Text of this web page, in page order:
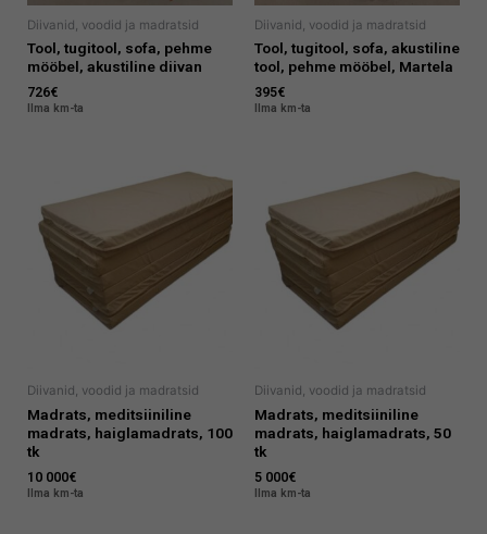
Diivanid, voodid ja madratsid
Tool, tugitool, sofa, pehme
mööbel, akustiline diivan
726€
Ilma km-ta
Diivanid, voodid ja madratsid
Tool, tugitool, sofa, akustiline
tool, pehme mööbel, Martela
395€
Ilma km-ta
Diivanid, voodid ja madratsid
Madrats, meditsiiniline
madrats, haiglamadrats, 100
tk
10 000€
Ilma km-ta
Diivanid, voodid ja madratsid
Madrats, meditsiiniline
madrats, haiglamadrats, 50
tk
5 000€
Ilma km-ta